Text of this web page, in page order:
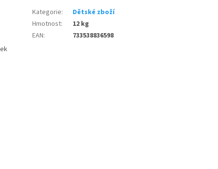
Kategorie:
Dětské zboží
Hmotnost:
12 kg
EAN: 733538836598